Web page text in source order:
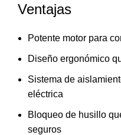
Ventajas
Potente motor para
Diseño ergonómico
Sistema de
eléctrica
Bloqueo de husillo
seguros